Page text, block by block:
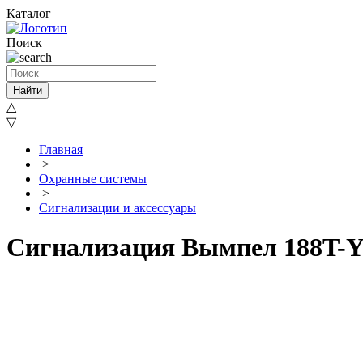
Каталог
Поиск
Найти
△
▽
Главная
>
Охранные системы
>
Сигнализации и аксессуары
Сигнализация Вымпел 188T-